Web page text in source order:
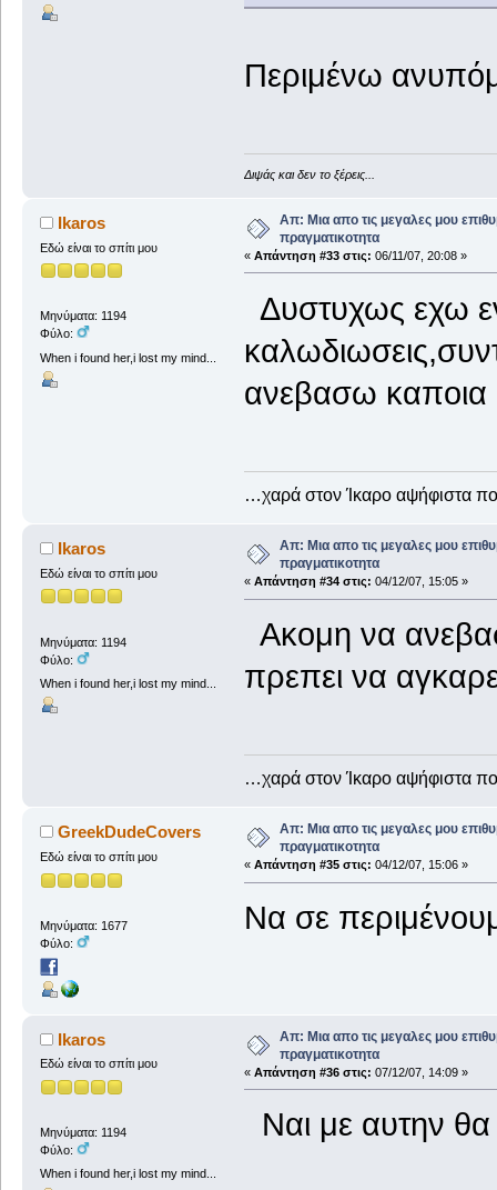
Περιμένω
Διψάς και δεν το ξέρεις...
Ikaros
Εδώ είναι το σπίτι μου
Μηνύματα: 1194
Φύλο:
When i found her,i lost my mind...
Απ: Μια απο τις μεγαλες μου
πραγματικοτητα
« Απάντηση #33 στις: 06/11/07, 20:08 »
Δυστυχως εχω
ανεβασω καποια
…χαρά στον Ίκαρο αψήφιστα
Ikaros
Εδώ είναι το σπίτι μου
Μηνύματα: 1194
Φύλο:
When i found her,i lost my mind...
Απ: Μια απο τις μεγαλες μου
πραγματικοτητα
« Απάντηση #34 στις: 04/12/07, 15:05 »
Ακομη να
πρεπει να
…χαρά στον Ίκαρο αψήφιστα
GreekDudeCovers
Εδώ είναι το σπίτι μου
Μηνύματα: 1677
Φύλο:
Απ: Μια απο τις μεγαλες μου
πραγματικοτητα
« Απάντηση #35 στις: 04/12/07, 15:06 »
Να σε
Ikaros
Εδώ είναι το σπίτι μου
Μηνύματα: 1194
Φύλο:
When i found her,i lost my mind...
Απ: Μια απο τις μεγαλες μου
πραγματικοτητα
« Απάντηση #36 στις: 07/12/07, 14:09 »
Ναι με αυτην